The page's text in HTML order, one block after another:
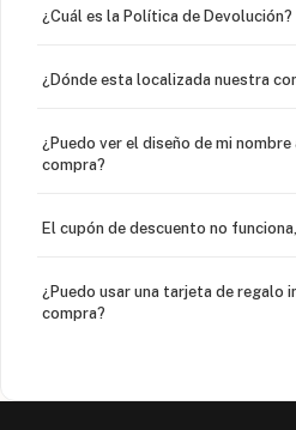
¿Cuál es la Política de Devolución?
¿Dónde esta localizada nuestra
¿Puedo ver el diseño de mi
compra?
El cupón de descuento no
¿Puedo usar una tarjeta de regalo
compra?